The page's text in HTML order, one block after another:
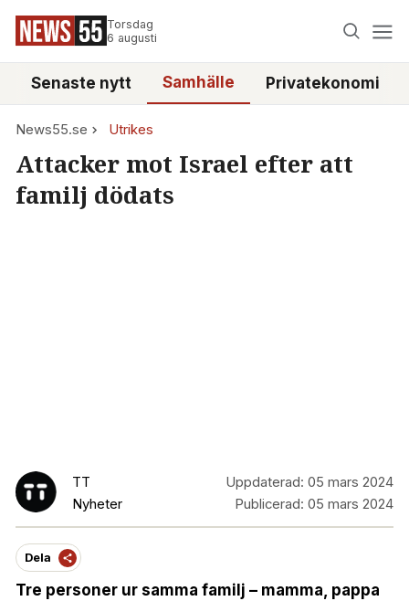
Torsdag
6 augusti
Senaste nytt Samhälle Privatekonomi
News55.se Utrikes
Attacker mot Israel efter att
familj dödats
TT
Nyheter
Uppdaterad: 05 mars 2024
Publicerad: 05 mars 2024
Dela
Tre personer ur samma familj – mamma, pappa